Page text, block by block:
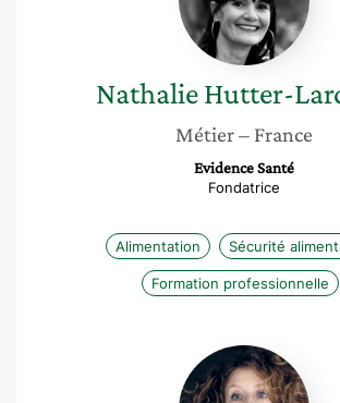
Nathalie Hutter-
Métier– France
Evidence Santé
Fondatrice
Alimentation Sécurité
Formation professionnelle
Ingrid
Kragl